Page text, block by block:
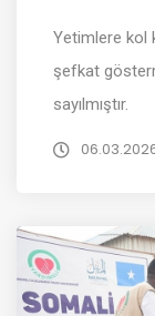
Yetimlere kol
şefkat
sayılmıştır.